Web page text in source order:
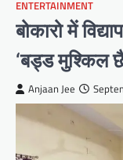
ENTERTAINMENT
बोकारो में
‘बड्ड मुश्किल
Anjaan Jee